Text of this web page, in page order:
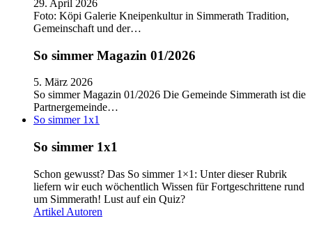
29. April 2026
Foto: Köpi Galerie Kneipenkultur in Simmerath Tradition,
Gemeinschaft und der…
So simmer Magazin 01/2026
5. März 2026
So simmer Magazin 01/2026 Die Gemeinde Simmerath ist die
Partnergemeinde…
So simmer 1x1
So simmer 1x1
Schon gewusst? Das So simmer 1×1: Unter dieser Rubrik
liefern wir euch wöchentlich Wissen für Fortgeschrittene rund
um Simmerath! Lust auf ein Quiz?
Artikel Autoren